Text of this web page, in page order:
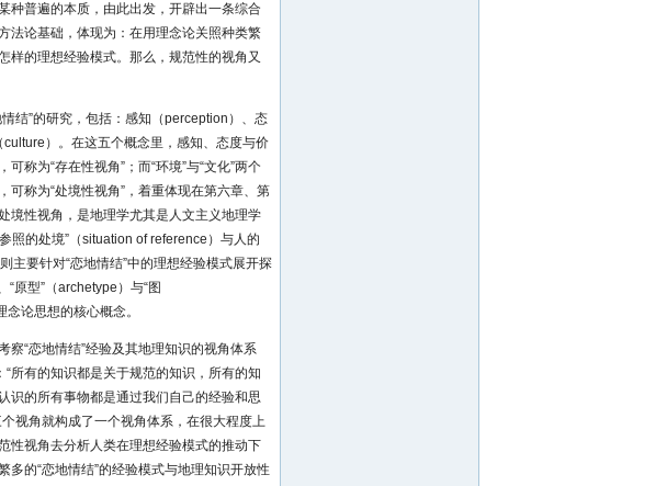
种普遍的本质，由此出发，开辟出一条综合
法论基础，体现为：在用理念论关照种类繁
样的理想经验模式。那么，规范性的视角又
结”的研究，包括：感知（perception）、态
）。在这五个概念里，感知、态度与价
称为“存在性视角”；而“环境”与“文化”两个
称为“处境性视角”，着重体现在第六章、第
境性视角，是地理学尤其是人文主义地理学
照的处境”（situation of reference）与人的
主要针对“恋地情结”中的理想经验模式展开探
原型”（archetype）与“图
论思想的核心概念。
“恋地情结”经验及其地理知识的视角体系
所有的知识都是关于规范的知识，所有的知
的所有事物都是通过我们自己的经验和思
视角就构成了一个视角体系，在很大程度上
性视角去分析人类在理想经验模式的推动下
的“恋地情结”的经验模式与地理知识开放性